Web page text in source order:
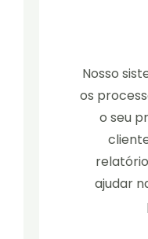
Nosso
os
o seu
ajudar